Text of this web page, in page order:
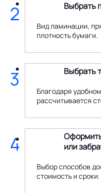
Выбрать
Вид ламинации,
плотность бумаги.
2
Выбрать
Благодаря
рассчитывается
3
или
Выбор способов
стоимость и сроки.
4